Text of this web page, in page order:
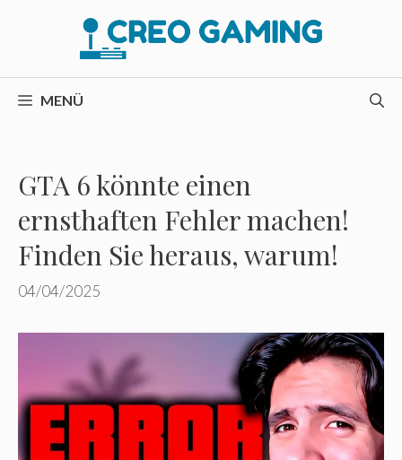
MENÜ
GTA 6 könnte einen
ernsthaften Fehler machen!
Finden Sie heraus, warum!
04/04/2025